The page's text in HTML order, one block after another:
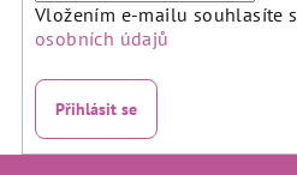
Vložením e-mailu souhlasíte s
osobních údajů
Přihlásit se